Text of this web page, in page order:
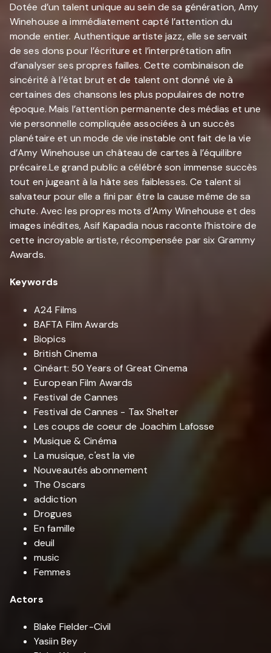
Dotée d’un talent unique au sein de sa génération, Amy
Winehouse a immédiatement capté l’attention du
monde entier. Authentique artiste jazz, elle se servait
de ses dons pour l’écriture et l’interprétation afin
d’analyser ses propres failles. Cette combinaison de
sincérité à l’état brut et de talent ont donné vie à
certaines des chansons les plus populaires de notre
époque. Mais l’attention permanente des médias et une
vie personnelle compliquée associées à un succès
planétaire et un mode de vie instable ont fait de la vie
d’Amy Winehouse un château de cartes à l’équilibre
précaire.Le grand public a célébré son immense succès
tout en jugeant à la hâte ses faiblesses. Ce talent si
salvateur pour elle a fini par être la cause même de sa
chute. Avec les propres mots d’Amy Winehouse et des
images inédites, Asif Kapadia nous raconte l’histoire de
cette incroyable artiste, récompensée par six Grammy
Awards.
Keywords
A24 Films
BAFTA Film Awards
Biopics
British Cinema
Cinéart: 50 Years of Great Cinema
European Film Awards
Festival de Cannes
Festival de Cannes - Tax Shelter
Les coups de coeur de Joachim Lafosse
Musique & Cinéma
La musique, c'est la vie
Nouveautés abonnement
The Oscars
addiction
Drogues
En famille
deuil
music
Femmes
Actors
Blake Fielder-Civil
Yasiin Bey